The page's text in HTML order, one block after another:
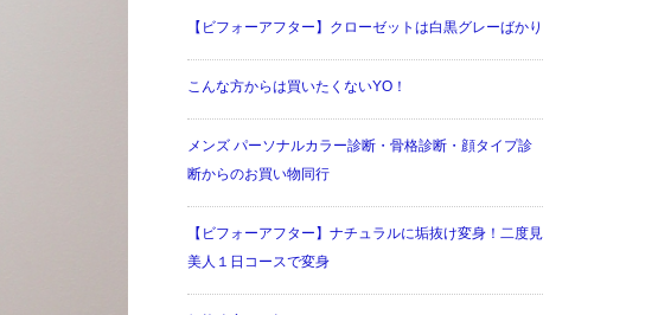
【ビフォーアフター】クローゼットは白黒グレーばかり
こんな方からは買いたくないYO！
メンズ パーソナルカラー診断・骨格診断・顔タイプ診
断からのお買い物同行
【ビフォーアフター】ナチュラルに垢抜け変身！二度見
美人１日コースで変身